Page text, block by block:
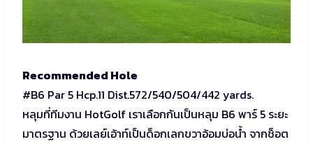
Recommended Hole
#B6 Par 5 Hcp.11 Dist.572/540/504/442 yards.
หลุมที่ทีมงาน HotGolf เราเลือกกันเป็นหลุม B6 พาร์ 5 ระยะ
มาตรฐาน ด้วยเลย์เอ้าท์เป็นด็อกเลกขวาอ้อมบ่อน้ำ จากช็อต